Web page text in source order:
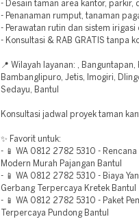
- Desain taman area kantor, parkir,
- Penanaman rumput, tanaman
- Perawatan rutin dan sistem irigasi
- Konsultasi & RAB GRATIS tanpa
📍 Wilayah layanan: ,
Bambanglipuro, Jetis, Imogiri,
Sedayu, Bantul
Konsultasi jadwal proyek taman
✨ Favorit untuk:
- 📱 WA 0812 2782 5310 -
Modern Murah Pajangan Bantul
- 📱 WA 0812 2782 5310 - Biaya
Gerbang Terpercaya Kretek Bantul
- 📱 WA 0812 2782 5310 - Paket
Terpercaya Pundong Bantul